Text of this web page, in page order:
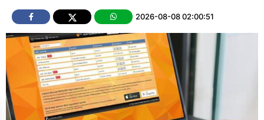
2026-08-08 02:00:51